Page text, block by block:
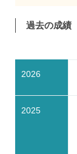
過去の成績
2026
2025